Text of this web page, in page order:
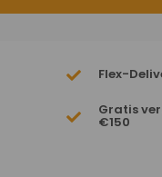
Flex-
Gratis
€150